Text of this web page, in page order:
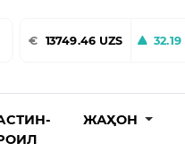
€ 13749.46 UZS 32.19
ЖАҲОН